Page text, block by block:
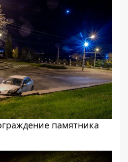
памятника